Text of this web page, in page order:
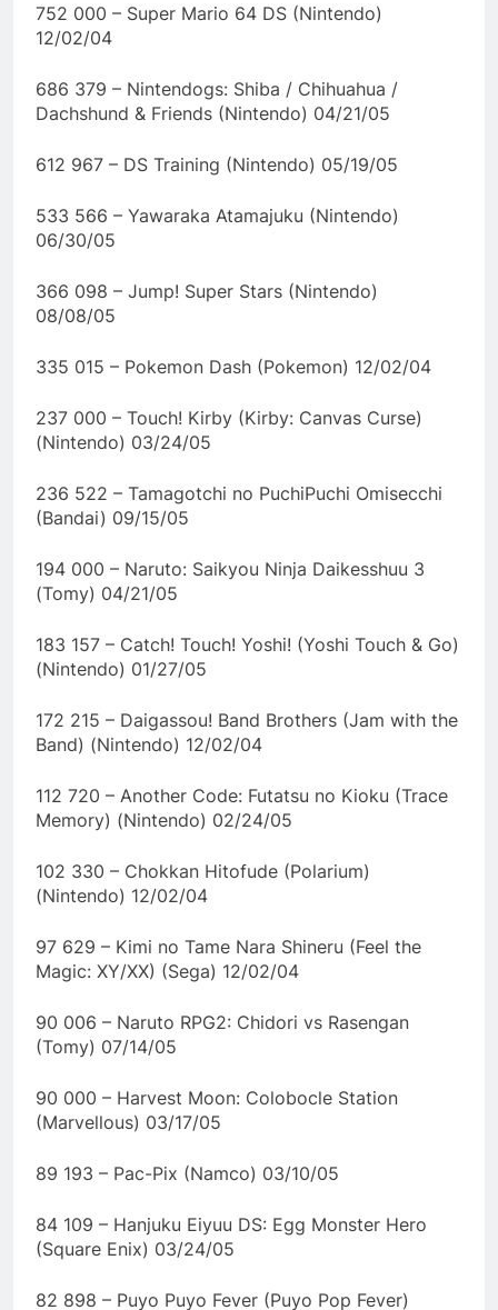
752 000 – Super Mario 64 DS (Nintendo)
12/02/04
686 379 – Nintendogs: Shiba / Chihuahua /
Dachshund & Friends (Nintendo) 04/21/05
612 967 – DS Training (Nintendo) 05/19/05
533 566 – Yawaraka Atamajuku (Nintendo)
06/30/05
366 098 – Jump! Super Stars (Nintendo)
08/08/05
335 015 – Pokemon Dash (Pokemon) 12/02/04
237 000 – Touch! Kirby (Kirby: Canvas Curse)
(Nintendo) 03/24/05
236 522 – Tamagotchi no PuchiPuchi Omisecchi
(Bandai) 09/15/05
194 000 – Naruto: Saikyou Ninja Daikesshuu 3
(Tomy) 04/21/05
183 157 – Catch! Touch! Yoshi! (Yoshi Touch & Go)
(Nintendo) 01/27/05
172 215 – Daigassou! Band Brothers (Jam with the
Band) (Nintendo) 12/02/04
112 720 – Another Code: Futatsu no Kioku (Trace
Memory) (Nintendo) 02/24/05
102 330 – Chokkan Hitofude (Polarium)
(Nintendo) 12/02/04
97 629 – Kimi no Tame Nara Shineru (Feel the
Magic: XY/XX) (Sega) 12/02/04
90 006 – Naruto RPG2: Chidori vs Rasengan
(Tomy) 07/14/05
90 000 – Harvest Moon: Colobocle Station
(Marvellous) 03/17/05
89 193 – Pac-Pix (Namco) 03/10/05
84 109 – Hanjuku Eiyuu DS: Egg Monster Hero
(Square Enix) 03/24/05
82 898 – Puyo Puyo Fever (Puyo Pop Fever)